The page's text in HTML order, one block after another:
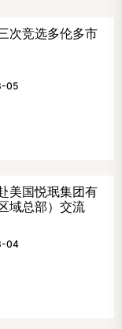
次竞选多伦多市
05
美国悦珉集团有
域总部）交流
04